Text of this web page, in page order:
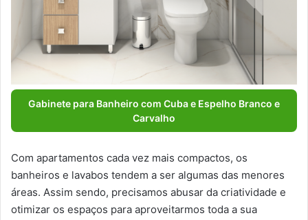
Gabinete para Banheiro com Cuba e Espelho Branco e
Carvalho
Com apartamentos cada vez mais compactos, os
banheiros e lavabos tendem a ser algumas das menores
áreas. Assim sendo, precisamos abusar da criatividade e
otimizar os espaços para aproveitarmos toda a sua